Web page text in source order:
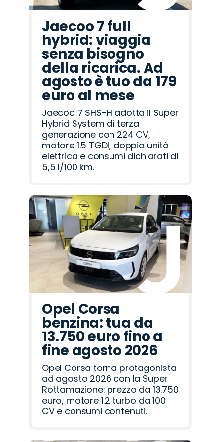
Jaecoo 7 full
hybrid: viaggia
senza bisogno
della ricarica. Ad
agosto è tuo da 179
euro al mese
Jaecoo 7 SHS-H adotta il Super
Hybrid System di terza
generazione con 224 CV,
motore 1.5 TGDI, doppia unità
elettrica e consumi dichiarati di
5,5 l/100 km.
Opel Corsa
benzina: tua da
13.750 euro fino a
fine agosto 2026
Opel Corsa torna protagonista
ad agosto 2026 con la Super
Rottamazione: prezzo da 13.750
euro, motore 1.2 turbo da 100
CV e consumi contenuti.